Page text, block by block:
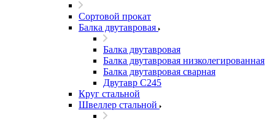
Сортовой прокат
Балка двутавровая
Балка двутавровая
Балка двутавровая низколегированная
Балка двутавровая сварная
Двутавр С245
Круг стальной
Швеллер стальной